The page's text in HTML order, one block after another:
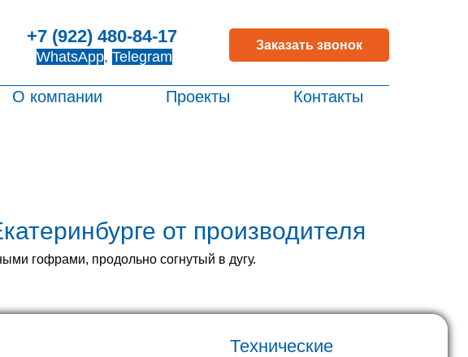
+7 (922) 480-84-17
WhatsApp, Telegram
Заказать звонок
О компании Проекты Контакты
от производителя
гофрами, продольно согнутый в дугу.
Технические